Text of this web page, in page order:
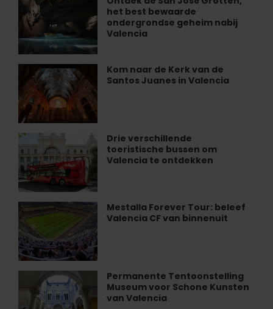
Pelayo
van
Valencia
het best bewaarde
ondergrondse geheim nabij
Valencia
de
San
José
Grotten,
het
best
bewaarde
ondergrondse
geheim
Kom naar de Kerk van de
Santos Juanes in Valencia
Kom
naar
de
Kerk
van
de
Santos
Juanes
in
Valencia
Drie verschillende
toeristische bussen om
Valencia te ontdekken
Drie
verschillende
toeristische
bussen
om
Valencia
te
ontdekken
Mestalla Forever Tour: beleef
Valencia CF van binnenuit
Mestalla
Forever
Tour:
beleef
Valencia
CF
binnenuit
Permanente Tentoonstelling
Museum voor Schone Kunsten
van Valencia
Permanente
Tentoonstelling
Museum